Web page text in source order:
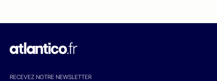
RECEVEZ NOTRE NEWSLETTER